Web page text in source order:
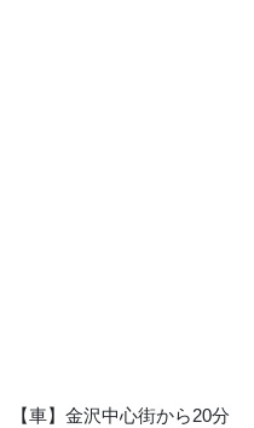
【車】金沢中心街から20分